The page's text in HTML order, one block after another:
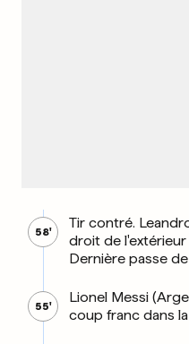
58'
Tir contré.
droit de
Dernière passe
55'
Lionel Messi
coup franc dans